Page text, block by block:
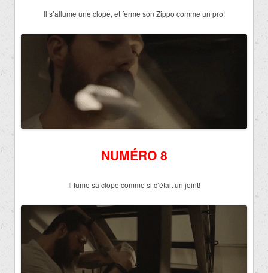
Il s’allume une clope, et ferme son Zippo comme un pro!
NUMÉRO 8
Il fume sa clope comme si c’était un joint!